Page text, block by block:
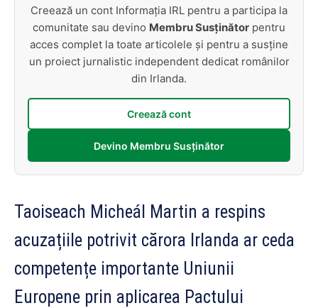
Creează un cont Informația IRL pentru a participa la
comunitate sau devino Membru Susținător pentru
acces complet la toate articolele și pentru a susține
un proiect jurnalistic independent dedicat românilor
din Irlanda.
Creează cont
Devino Membru Susținător
Taoiseach Micheál Martin a respins
acuzațiile potrivit cărora Irlanda ar ceda
competențe importante Uniunii
Europene prin aplicarea Pactului